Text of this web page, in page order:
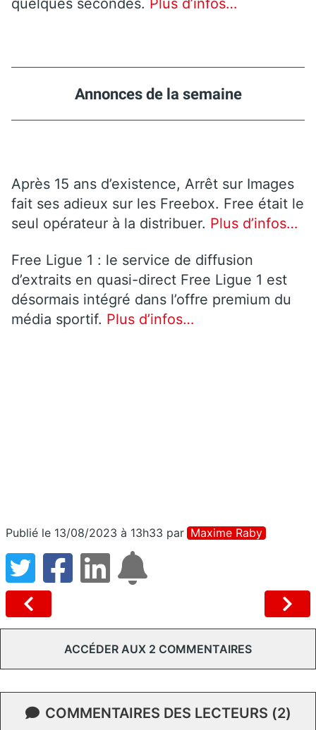
quelques secondes. Plus d’infos…
Annonces de la semaine
Après 15 ans d’existence, Arrêt sur Images
fait ses adieux sur les Freebox. Free était le
seul opérateur à la distribuer. Plus d’infos…
Free Ligue 1 : le service de diffusion
d’extraits en quasi-direct Free Ligue 1 est
désormais intégré dans l’offre premium du
média sportif. Plus d’infos…
Publié le 13/08/2023 à 13h33 par Maxime Raby
ACCÉDER AUX 2 COMMENTAIRES
COMMENTAIRES DES LECTEURS (2)